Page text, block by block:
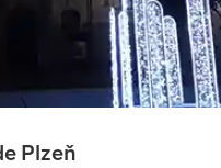
Plzeň